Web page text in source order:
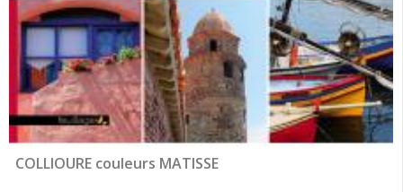
COLLIOURE couleurs MATISSE